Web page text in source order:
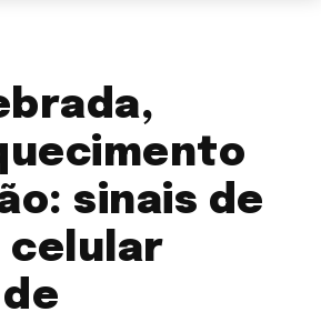
sinais de
celular